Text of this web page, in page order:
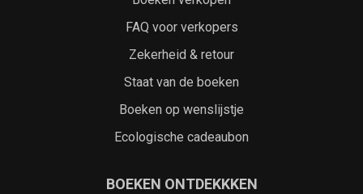
FAQ voor verkopers
Zekerheid & retour
Staat van de boeken
Boeken op wenslijstje
Ecologische cadeaubon
BOEKEN ONTDEKKKEN